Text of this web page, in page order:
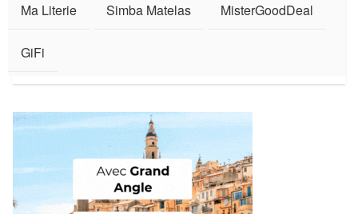
Ma Literie Simba Matelas MisterGoodDeal
GiFi